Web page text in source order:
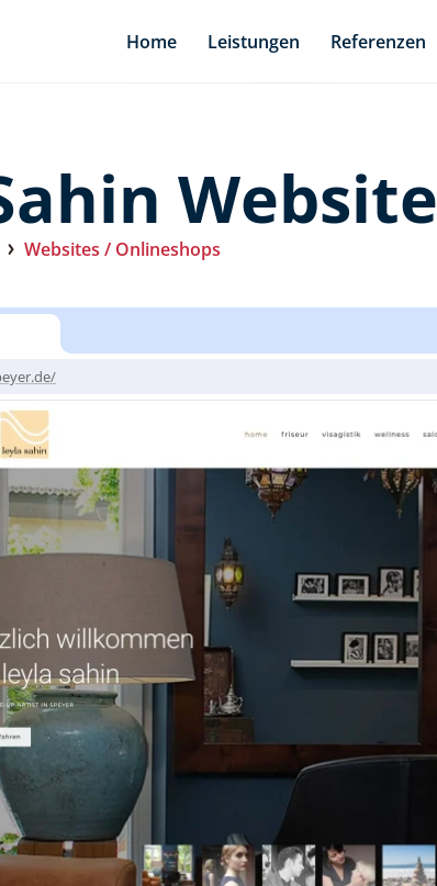
Home Leistungen Referenzen
Website
Websites / Onlineshops